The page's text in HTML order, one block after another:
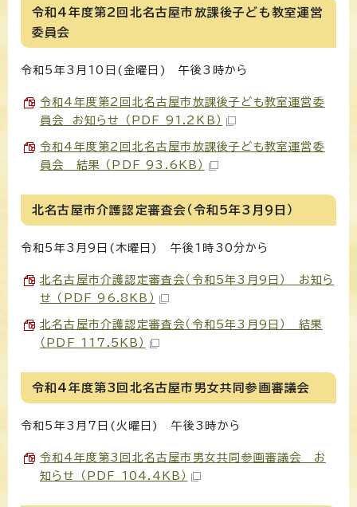
令和4年度第2回北名古屋市放課後子ども教室運営
委員会
令和5年3月10日(金曜日) 午後3時から
令和4年度第2回北名古屋市放課後子ども教室運営委
員会 お知らせ （PDF 91.2KB）
令和4年度第2回北名古屋市放課後子ども教室運営委
員会 結果 （PDF 93.6KB）
北名古屋市介護認定審査会（令和5年3月9日）
令和5年3月9日(木曜日) 午後1時30分から
北名古屋市介護認定審査会（令和5年3月9日） お知ら
せ （PDF 96.8KB）
北名古屋市介護認定審査会（令和5年3月9日） 結果
（PDF 117.5KB）
令和4年度第3回北名古屋市男女共同参画審議会
令和5年3月7日(火曜日) 午後3時から
令和4年度第3回北名古屋市男女共同参画審議会 お
知らせ （PDF 104.4KB）